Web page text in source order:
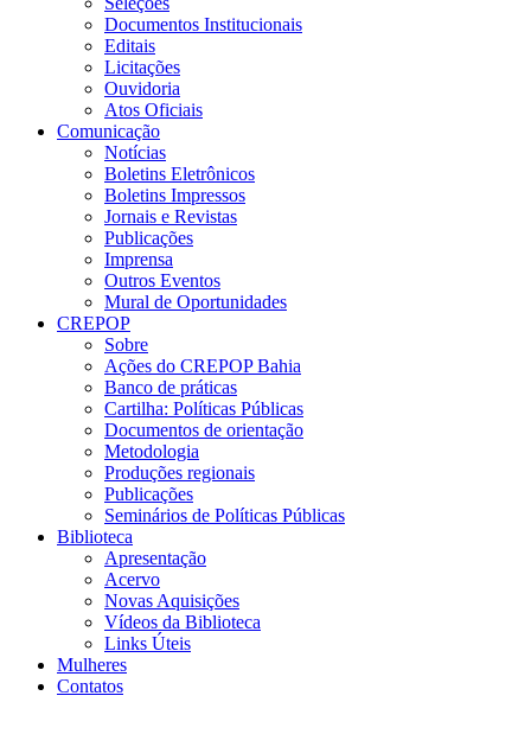
Documentos Institucionais
Editais
Licitações
Ouvidoria
Atos Oficiais
Comunicação
Notícias
Boletins Eletrônicos
Boletins Impressos
Jornais e Revistas
Publicações
Imprensa
Outros Eventos
Mural de Oportunidades
CREPOP
Sobre
Ações do CREPOP Bahia
Banco de práticas
Cartilha: Políticas Públicas
Documentos de orientação
Metodologia
Produções regionais
Publicações
Seminários de Políticas Públicas
Biblioteca
Apresentação
Acervo
Novas Aquisições
Vídeos da Biblioteca
Links Úteis
Mulheres
Contatos